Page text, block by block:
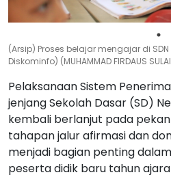
(Arsip) Proses belajar mengajar di
Diskominfo) (MUHAMMAD FIRDAUS
Pelaksanaan Sistem
jenjang Sekolah Dasar (SD)
kembali berlanjut pada
tahapan jalur afirmasi dan
menjadi bagian penting
peserta didik baru tahun